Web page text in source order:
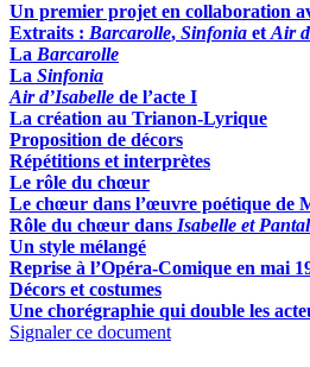
Un premier projet en collaboration
Extraits : Barcarolle, Sinfonia etAir
La Barcarolle
La Sinfonia
Air d’Isabelle de l’acte I
La création au Trianon-Lyrique
Proposition de décors
Répétitions et interprètes
Le rôle du chœur
Le chœur dans l’œuvre poétique de
Rôle du chœur dans Isabelle et
Un style mélangé
Reprise à l’Opéra-Comique en mai
Décors et costumes
Une chorégraphie qui double les
Signaler ce document